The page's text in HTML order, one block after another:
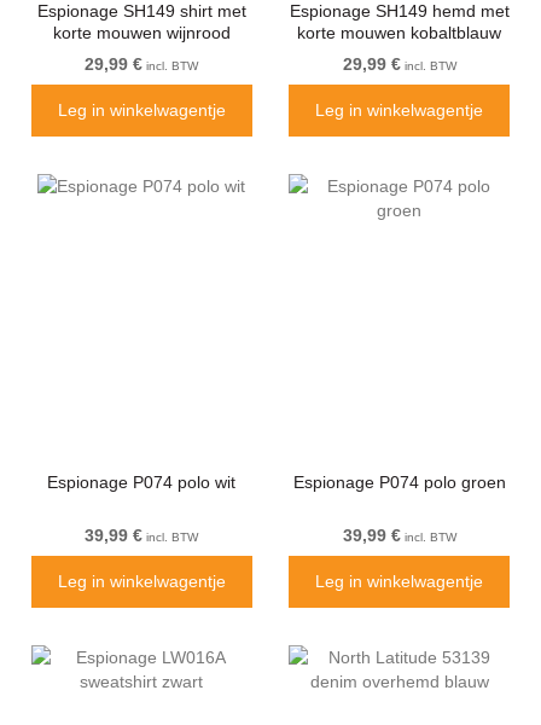
Espionage SH149 shirt met
korte mouwen wijnrood
29,99 € incl. BTW
Leg in winkelwagentje
Espionage SH149 hemd met
korte mouwen kobaltblauw
29,99 €incl. BTW
Leg in winkelwagentje
Espionage P074 polo wit
39,99 € incl. BTW
Leg in winkelwagentje
Espionage P074 polo groen
39,99 €incl. BTW
Leg in winkelwagentje